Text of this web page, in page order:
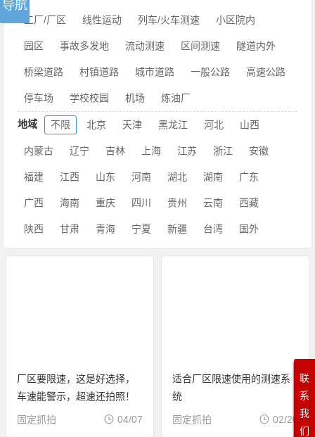
工厂/厂区 线性运动 列车/火车测速 小区院内
园区 事故多发地 流动测速 区间测速 隧道内外
桥梁道路 村镇道路 城市道路 一般公路 高速公路
停车场 学校校园 机场 炼油厂
地域 不限 北京 天津 黑龙江 河北 山西
内蒙古 辽宁 吉林 上海 江苏 浙江 安徽
福建 江西 山东 河南 湖北 湖南 广东
广西 海南 重庆 四川 贵州 云南 西藏
陕西 甘肃 青海 宁夏 新疆 台湾 国外
厂区要限速，这是好选择，
车速能警示，超速还拍照！
固定抓拍 04/07
适合厂区限速使用的测速系
统
固定抓拍 02/20
联
系
我
们